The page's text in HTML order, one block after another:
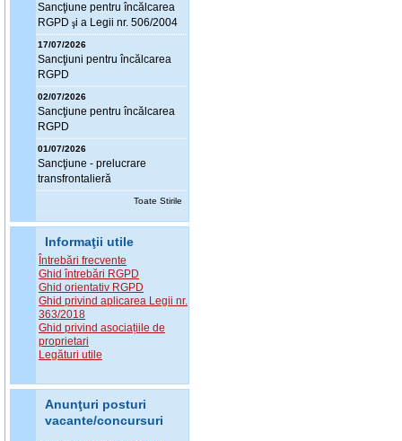
Sancţiune pentru încălcarea
RGPD şi a Legii nr. 506/2004
17/07/2026
Sancţiuni pentru încălcarea
RGPD
02/07/2026
Sancţiune pentru încălcarea
RGPD
01/07/2026
Sancţiune - prelucrare
transfrontalieră
Toate Stirile
Informaţii utile
Întrebări frecvente
Ghid întrebări RGPD
Ghid orientativ RGPD
Ghid privind aplicarea Legii nr.
363/2018
Ghid privind asociațiile de
proprietari
Legături utile
Anunţuri posturi
vacante/concursuri